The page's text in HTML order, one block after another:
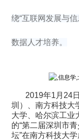
绕“互联网发展与
数据人才培养。
2019年1月24
圳）、南方科技大
大学、哈尔滨工业
的“第二届深圳市
坛”在南方科技大